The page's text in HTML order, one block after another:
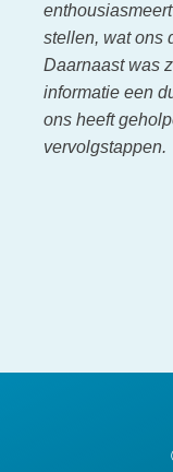
stellen, wat ons
Daarnaast was
informatie een
ons heeft
vervolgstappen.